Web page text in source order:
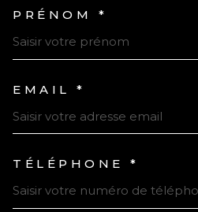
PRÉNOM *
EMAIL *
TÉLÉPHONE *